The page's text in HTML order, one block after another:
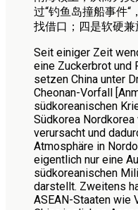
过“钓鱼岛撞船事件
找借口；四是软硬兼
Seit einiger Zeit
eine Zuckerbrot und
setzen China unter
Cheonan-Vorfall
südkoreanischen
Südkorea
verursacht und
Atmosphäre in
eigentlich nur eine
südkoreanischen
darstellt. Zweitens
ASEAN-Staaten wie